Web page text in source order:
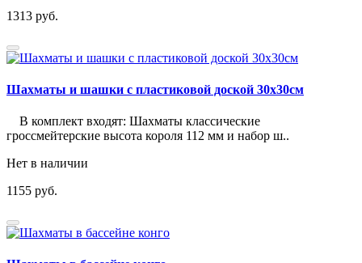
1313 руб.
Шахматы и шашки с пластиковой доской 30х30см
В комплект входят: Шахматы классические
гроссмейтерские высота короля 112 мм и набор ш..
Нет в наличии
1155 руб.